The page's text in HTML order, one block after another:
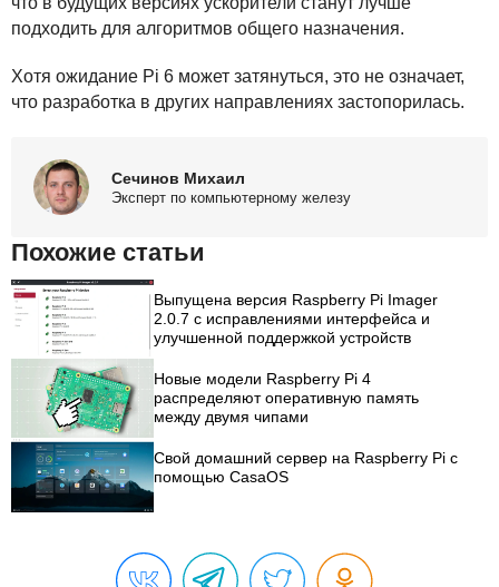
подходить для алгоритмов общего назначения.
Хотя ожидание Pi 6 может затянуться, это не означает,
что разработка в других направлениях застопорилась.
Сечинов Михаил
Эксперт по компьютерному железу
Похожие статьи
Выпущена версия Raspberry Pi Imager
2.0.7 с исправлениями интерфейса и
улучшенной поддержкой устройств
Новые модели Raspberry Pi 4
распределяют оперативную память
между двумя чипами
Свой домашний сервер на Raspberry Pi с
помощью CasaOS